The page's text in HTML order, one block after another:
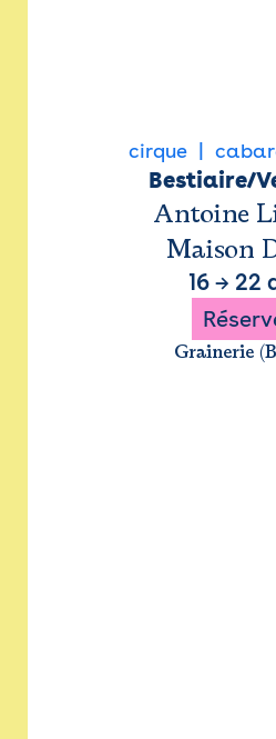
cirque
Bestiaire/
Antoine
Maison
16→ 22
Grainerie